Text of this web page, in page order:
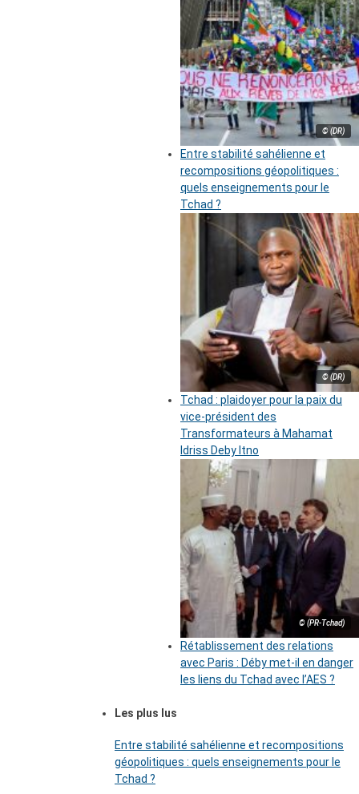
© (DR)
Entre stabilité sahélienne et
recompositions géopolitiques :
quels enseignements pour le
Tchad ?
© (DR)
Tchad : plaidoyer pour la paix du
vice-président des
Transformateurs à Mahamat
Idriss Deby Itno
© (PR-Tchad)
Rétablissement des relations
avec Paris : Déby met-il en danger
les liens du Tchad avec l’AES ?
Les plus lus
Entre stabilité sahélienne et recompositions
géopolitiques : quels enseignements pour le
Tchad ?